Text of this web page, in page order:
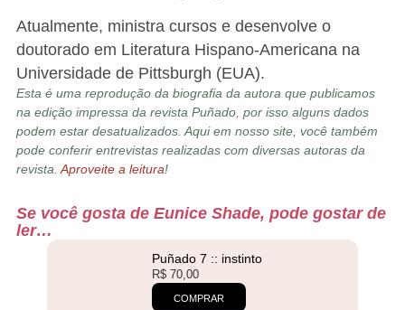
Atualmente, ministra cursos e desenvolve o
doutorado em Literatura Hispano-Americana na
Universidade de Pittsburgh (EUA).
Esta é uma reprodução da biografia da autora que publicamos
na edição impressa da revista Puñado, por isso alguns dados
podem estar desatualizados. Aqui em nosso site, você também
pode conferir entrevistas realizadas com diversas autoras da
revista. Aproveite a leitura!
Se você gosta de Eunice Shade, pode gostar de
ler…
Puñado 7 :: instinto
R$70,00
COMPRAR